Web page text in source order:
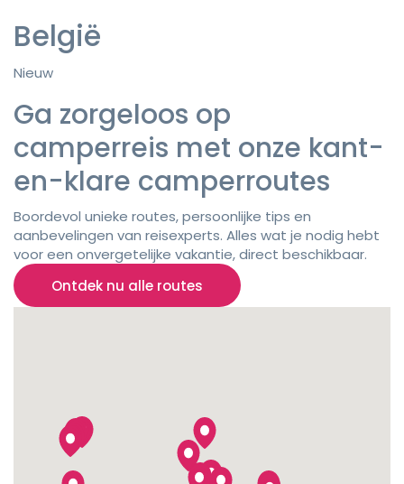
België
Nieuw
Ga zorgeloos op
camperreis met onze kant-
en-klare camperroutes
Boordevol unieke routes, persoonlijke tips en
aanbevelingen van reisexperts. Alles wat je nodig hebt
voor een onvergetelijke vakantie, direct beschikbaar.
Ontdek nu alle routes